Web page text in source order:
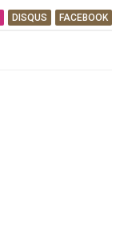
DISQUS FACEBOOK